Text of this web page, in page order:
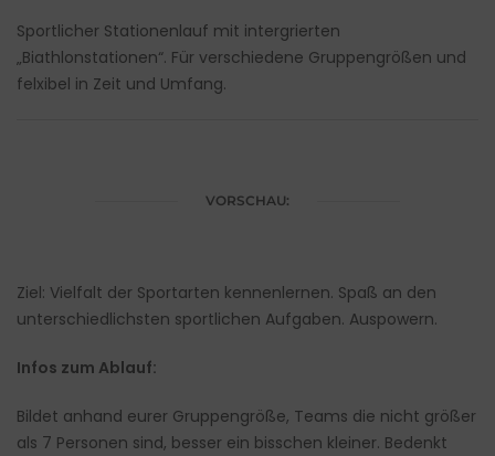
Sportlicher Stationenlauf mit intergrierten
„Biathlonstationen“. Für verschiedene Gruppengrößen und
felxibel in Zeit und Umfang.
VORSCHAU:
Ziel: Vielfalt der Sportarten kennenlernen. Spaß an den
unterschiedlichsten sportlichen Aufgaben. Auspowern.
Infos zum Ablauf:
Bildet anhand eurer Gruppengröße, Teams die nicht größer
als 7 Personen sind, besser ein bisschen kleiner. Bedenkt